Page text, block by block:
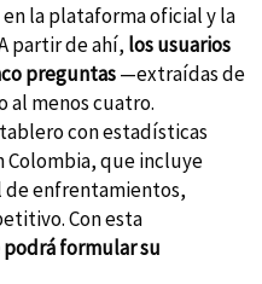
la plataforma oficial y la
partir de ahí, los usuarios
preguntas—extraídas de
al menos cuatro.
con estadísticas
Colombia, que incluye
enfrentamientos,
Con esta
formular su